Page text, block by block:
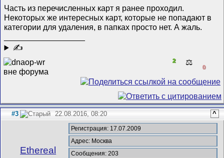
Часть из перечисленных карт я ранее проходил.
Некоторых же интересных карт, которые не попадают в
категории для удаления, в папках просто нет. А жаль.
✍
2 ⚖️
0
#3 22.08.2016, 08:20 ^
Ethereal
Регистрация: 17.07.2009
Адрес: Москва
Сообщения: 203